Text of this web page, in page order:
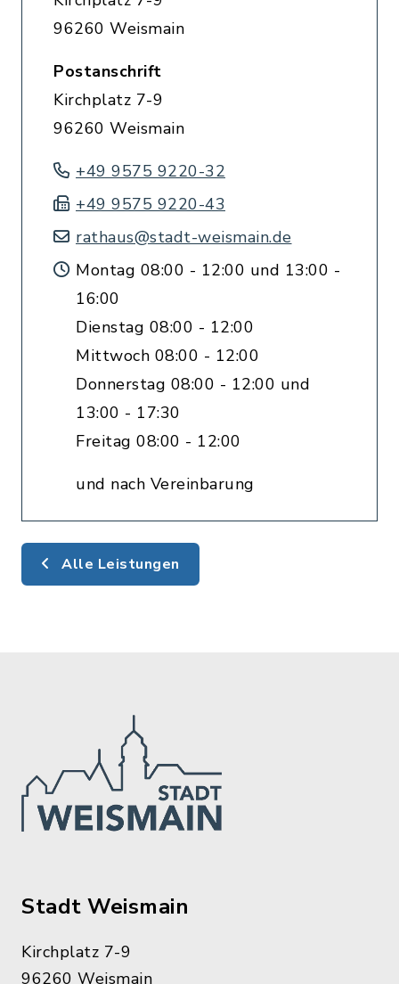
96260 Weismain
Postanschrift
Kirchplatz 7-9
96260 Weismain
+49 9575 9220-32
+49 9575 9220-43
rathaus@stadt-weismain.de
Montag 08:00 - 12:00 und 13:00 -
16:00
Dienstag 08:00 - 12:00
Mittwoch 08:00 - 12:00
Donnerstag 08:00 - 12:00 und
13:00 - 17:30
Freitag 08:00 - 12:00
und nach Vereinbarung
Alle Leistungen
Stadt Weismain
Kirchplatz 7-9
96260 Weismain